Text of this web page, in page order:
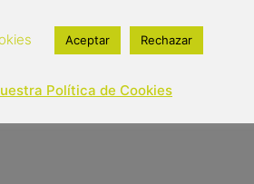
Aceptar Rechazar
Política de Cookies